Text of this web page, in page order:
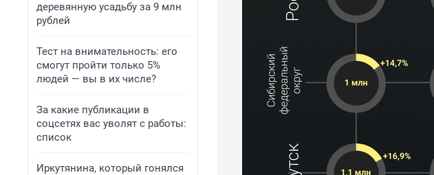
деревянную усадьбу за 9 млн
рублей
Тест на внимательность: его
смогут пройти только 5%
людей — вы в их числе?
За какие публикации в
соцсетях вас уволят с работы:
список
Иркутянина, который гонялся